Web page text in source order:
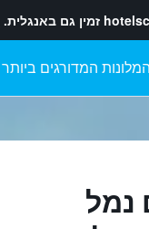
זמין גם באנגלית.
המלונות המדורגים ביותר
נמל